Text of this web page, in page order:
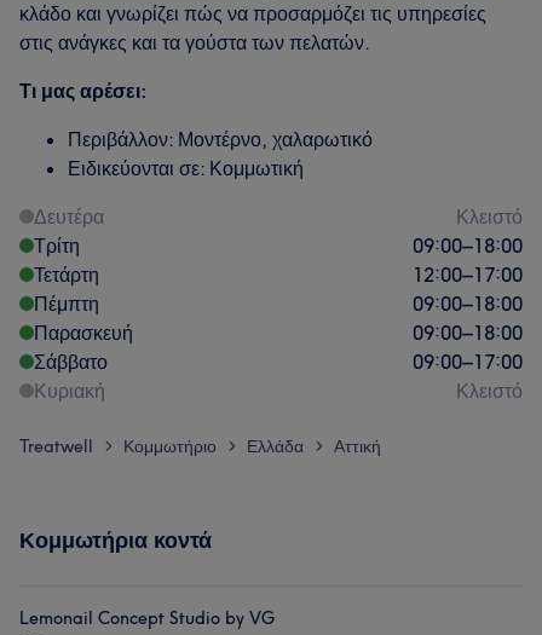
κλάδο και γνωρίζει πώς να προσαρμόζει τις υπηρεσίες
στις ανάγκες και τα γούστα των πελατών.
Τι μας αρέσει:
Περιβάλλον: Μοντέρνο, χαλαρωτικό
Ειδικεύονται σε: Κομμωτική
Δευτέρα
Κλειστό
Τρίτη
09:00–18:00
Τετάρτη
12:00–17:00
Πέμπτη
09:00–18:00
Παρασκευή
09:00–18:00
Σάββατο
09:00–17:00
Κυριακή
Κλειστό
Treatwell > Κομμωτήριο > Ελλάδα > Αττική
Κομμωτήρια κοντά
Lemonail Concept Studio by VG